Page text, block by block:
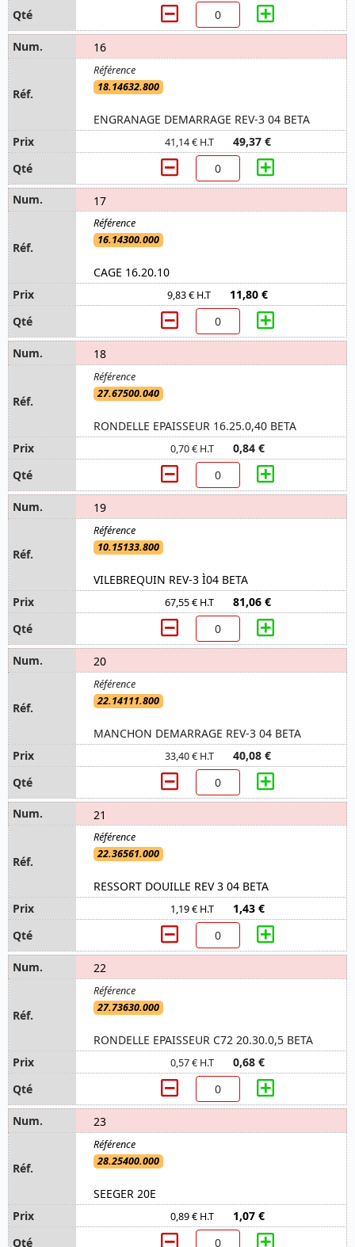
16
18.14632.800
ENGRANAGE DEMARRAGE REV-3 04 BETA
41,14 € H.T 49,37 €
17
16.14300.000
CAGE 16.20.10
9,83 € H.T 11,80 €
18
27.67500.040
RONDELLE EPAISSEUR 16.25.0,40 BETA
0,70 € H.T 0,84 €
19
10.15133.800
VILEBREQUIN REV-3 Ì04 BETA
67,55 € H.T 81,06 €
20
22.14111.800
MANCHON DEMARRAGE REV-3 04 BETA
33,40 € H.T 40,08 €
21
22.36561.000
RESSORT DOUILLE REV 3 04 BETA
1,19 € H.T 1,43 €
22
27.73630.000
RONDELLE EPAISSEUR C72 20.30.0,5 BETA
0,57 € H.T 0,68 €
23
28.25400.000
SEEGER 20E
0,89 € H.T 1,07 €